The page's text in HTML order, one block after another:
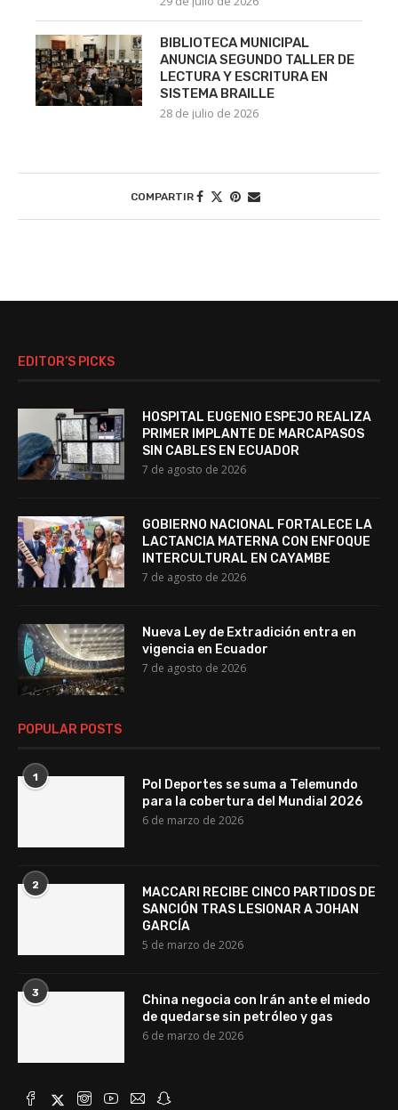
BIBLIOTECA MUNICIPAL
ANUNCIA SEGUNDO TALLER DE
LECTURA Y ESCRITURA EN
SISTEMA BRAILLE
28 de julio de 2026
COMPARTIR
EDITOR’S PICKS
HOSPITAL EUGENIO ESPEJO REALIZA
PRIMER IMPLANTE DE MARCAPASOS
SIN CABLES EN ECUADOR
7 de agosto de 2026
GOBIERNO NACIONAL FORTALECE LA
LACTANCIA MATERNA CON ENFOQUE
INTERCULTURAL EN CAYAMBE
7 de agosto de 2026
Nueva Ley de Extradición entra en
vigencia en Ecuador
7 de agosto de 2026
POPULAR POSTS
1
Pol Deportes se suma a Telemundo
para la cobertura del Mundial 2026
6 de marzo de 2026
2
MACCARI RECIBE CINCO PARTIDOS DE
SANCIÓN TRAS LESIONAR A JOHAN
GARCÍA
5 de marzo de 2026
3
China negocia con Irán ante el miedo
de quedarse sin petróleo y gas
6 de marzo de 2026